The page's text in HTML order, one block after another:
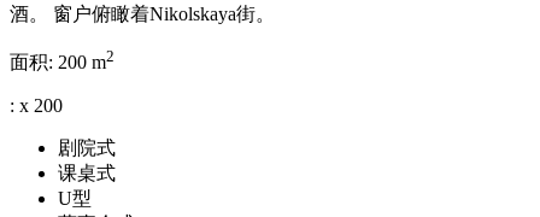
酒。 窗户俯瞰着Nikolskaya街。
面积: 200 m2
: x 200
剧院式
课桌式
U型